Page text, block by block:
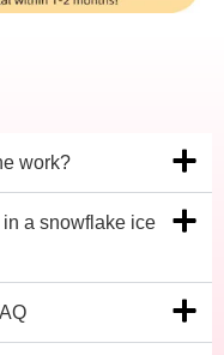
work?
a snowflake ice